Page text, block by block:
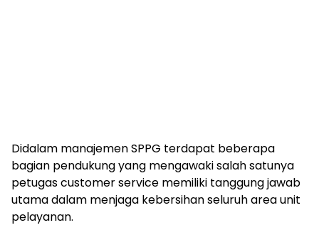
Didalam manajemen SPPG terdapat beberapa
bagian pendukung yang mengawaki salah satunya
petugas customer service memiliki tanggung jawab
utama dalam menjaga kebersihan seluruh area unit
pelayanan.